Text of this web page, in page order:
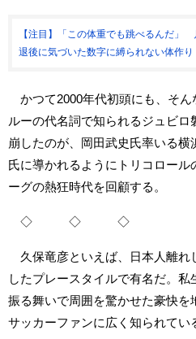
【注目】「この体重でも跳べるんだ」
退後に気づいた数字に縛られない体作り
かつて2000年代初頭にも、そん
ルーの代名詞で知られるジュビ
崩したのが、岡田武史氏率いる横
氏に導かれるようにトリコロール
ーグの熱狂時代を回顧する。
◇ ◇ ◇
久保竜彦といえば、日本人離れ
したプレースタイルで有名だ。
振る舞いで周囲を驚かせた豪快を
サッカーファンに広く知られてい